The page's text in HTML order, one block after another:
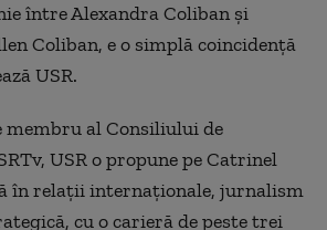
între Alexandra Coliban şi
Coliban, e o simplă coincidenţă
USR.
membru al Consiliului de
USR o propune pe Catrinel
în relaţii internaţionale, jurnalism
cu o carieră de peste trei